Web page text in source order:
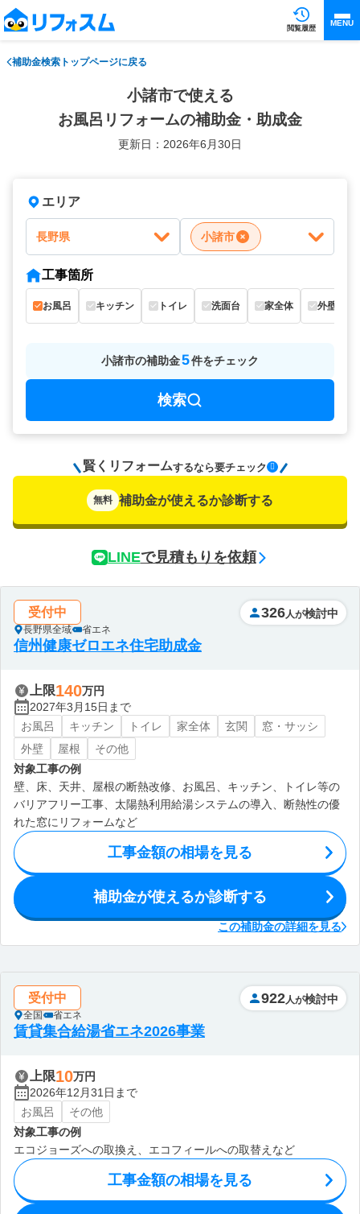
閲覧履歴
MENU
補助金検索トップページに戻る
小諸市で使える
お風呂リフォームの補助金・助成金
更新日：2026年6月30日
エリア
長野県 小諸市
工事箇所
お風呂 キッチン トイレ 洗面台 家全体 外壁
小諸市の補助金5件をチェック
検索
賢くリフォームするなら要チェック
無料 補助金が使えるか診断する
LINEで見積もりを依頼
受付中
長野県全域 省エネ
326 人が検討中
信州健康ゼロエネ住宅助成金
上限140万円
2027年3月15日まで
お風呂
キッチン トイレ 家全体 玄関
窓・サッシ
外壁
屋根
その他
対象工事の例
壁、床、天井、屋根の断熱改修、お風呂、キッチン、トイレ等の
バリアフリー工事、太陽熱利用給湯システムの導入、断熱性の優
れた窓にリフォームなど
工事金額の相場を見る
補助金が使えるか診断する
この補助金の詳細を見る
受付中
全国 省エネ
922 人が検討中
賃貸集合給湯省エネ2026事業
上限10万円
2026年12月31日まで
お風呂
その他
対象工事の例
エコジョーズへの取換え、エコフィールへの取替えなど
工事金額の相場を見る